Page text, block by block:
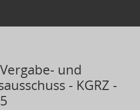
und
- KGRZ -